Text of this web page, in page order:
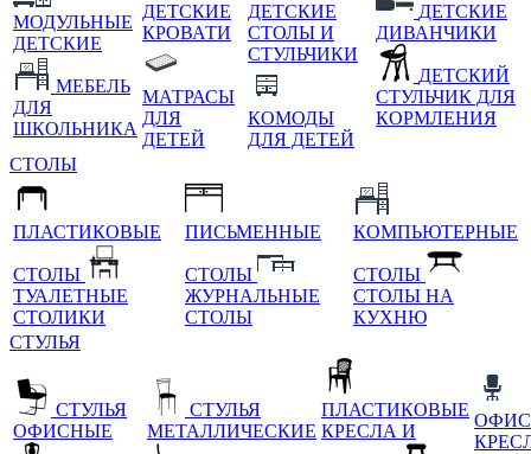
МОДУЛЬНЫЕ
ДЕТСКИЕ
МЕБЕЛЬ
ДЛЯ
ШКОЛЬНИКА
ДЕТСКИЕ
КРОВАТИ
МАТРАСЫ
ДЛЯ
ДЕТЕЙ
ДЕТСКИЕ
СТОЛЫ И
СТУЛЬЧИКИ
КОМОДЫ
ДЛЯ ДЕТЕЙ
ДЕТСКИЕ
ДИВАНЧИКИ
ДЕТСКИЙ
СТУЛЬЧИК ДЛЯ
КОРМЛЕНИЯ
СТОЛЫ
ПЛАСТИКОВЫЕ
СТОЛЫ
ТУАЛЕТНЫЕ
СТОЛИКИ
ПИСЬМЕННЫЕ
СТОЛЫ
ЖУРНАЛЬНЫЕ
СТОЛЫ
КОМПЬЮТЕРНЫЕ
СТОЛЫ
СТОЛЫ НА
КУХНЮ
СТУЛЬЯ
СТУЛЬЯ
ОФИСНЫЕ
СТУЛЬЯ
МЕТАЛЛИЧЕСКИЕ
ПЛАСТИКОВЫЕ
КРЕСЛА И